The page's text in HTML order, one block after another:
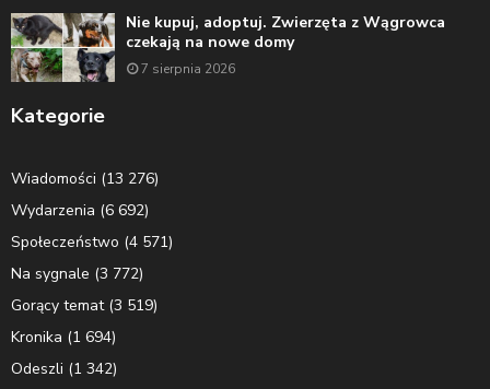
Nie kupuj, adoptuj. Zwierzęta z Wągrowca
czekają na nowe domy
7 sierpnia 2026
Kategorie
Wiadomości (13 276)
Wydarzenia (6 692)
Społeczeństwo (4 571)
Na sygnale (3 772)
Gorący temat(3 519)
Kronika (1 694)
Odeszli (1 342)